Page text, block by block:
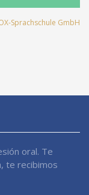
Sprachschule GmbH
oral. Te
te recibimos